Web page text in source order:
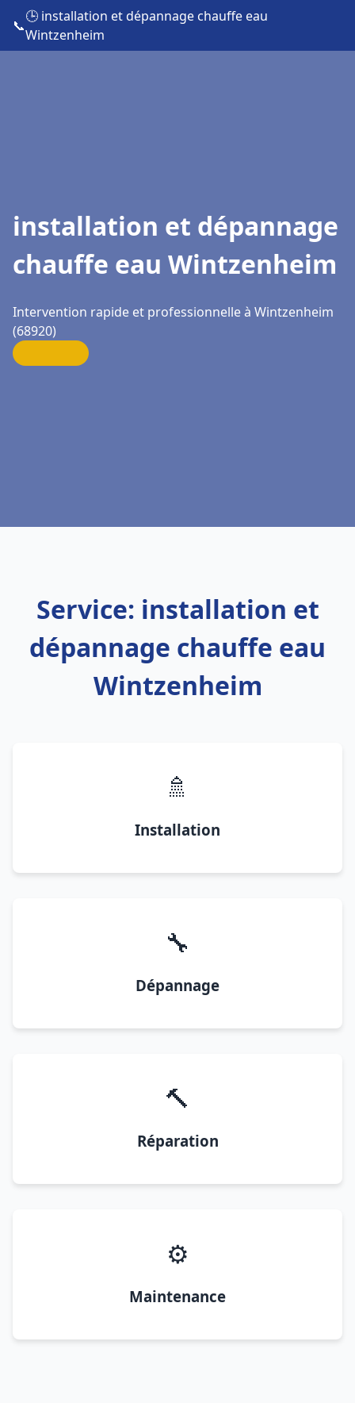
📞
🕒 installation et dépannage chauffe eau
Wintzenheim
installation et dépannage
chauffe eau Wintzenheim
Intervention rapide et professionnelle à Wintzenheim
(68920)
Service: installation et
dépannage chauffe eau
Wintzenheim
🚿
Installation
🔧
Dépannage
🔨
Réparation
⚙️
Maintenance